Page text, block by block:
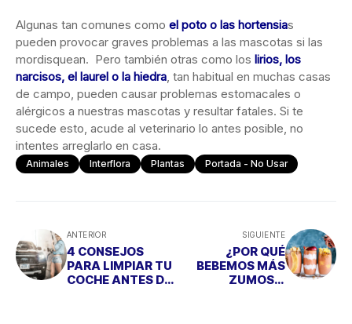
Algunas tan comunes como el poto o las hortensias
pueden provocar graves problemas a las mascotas si las
mordisquean. Pero también otras como los lirios, los
narcisos, el laurel o la hiedra, tan habitual en muchas casas
de campo, pueden causar problemas estomacales o
alérgicos a nuestras mascotas y resultar fatales. Si te
sucede esto, acude al veterinario lo antes posible, no
intentes arreglarlo en casa.
Animales Interflora Plantas Portada - No Usar
ANTERIOR
4 CONSEJOS
PARA LIMPIAR TU
COCHE ANTES DE
SIGUIENTE
¿POR QUÉ
BEBEMOS MÁS
ZUMOS Y